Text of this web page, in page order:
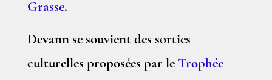
Grasse.
Devann se souvient des sorties
culturelles proposées par le Trophée